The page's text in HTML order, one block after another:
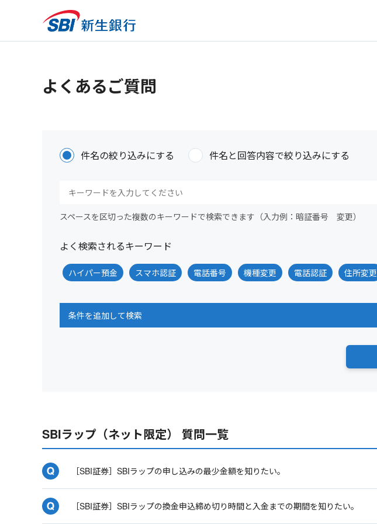
よくあるご質問
件名の絞り込みにする 件名と回答内容で絞り込みにする
スペースを区切った複数のキーワードで検索できます（入力例：暗証番号 変更）
よく検索されるキーワード
ハイパー預金 スマホ認証 電話番号 機種変更 電話認証 住所変更
条件を追加して検索
SBIラップ（ネット限定） 質問一覧
［SBI証券］SBIラップの申し込みの最少金額を知りたい。
［SBI証券］SBIラップの換金申込締め切り時間と入金までの期間を知りたい。